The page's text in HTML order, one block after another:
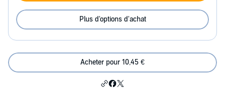
Plus d'options d'achat
Acheter pour 10,45 €